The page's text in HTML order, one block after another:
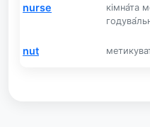
nurse
кімна́та
nut